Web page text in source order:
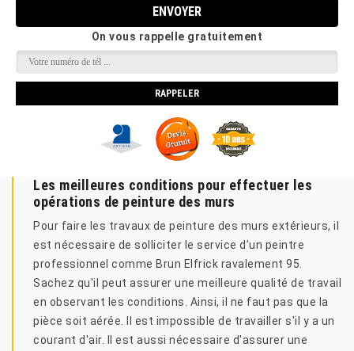
On vous rappelle gratuitement
Les meilleures conditions pour effectuer les
opérations de peinture des murs
Pour faire les travaux de peinture des murs extérieurs, il
est nécessaire de solliciter le service d'un peintre
professionnel comme Brun Elfrick ravalement 95.
Sachez qu'il peut assurer une meilleure qualité de travail
en observant les conditions. Ainsi, il ne faut pas que la
pièce soit aérée. Il est impossible de travailler s'il y a un
courant d'air. Il est aussi nécessaire d'assurer une